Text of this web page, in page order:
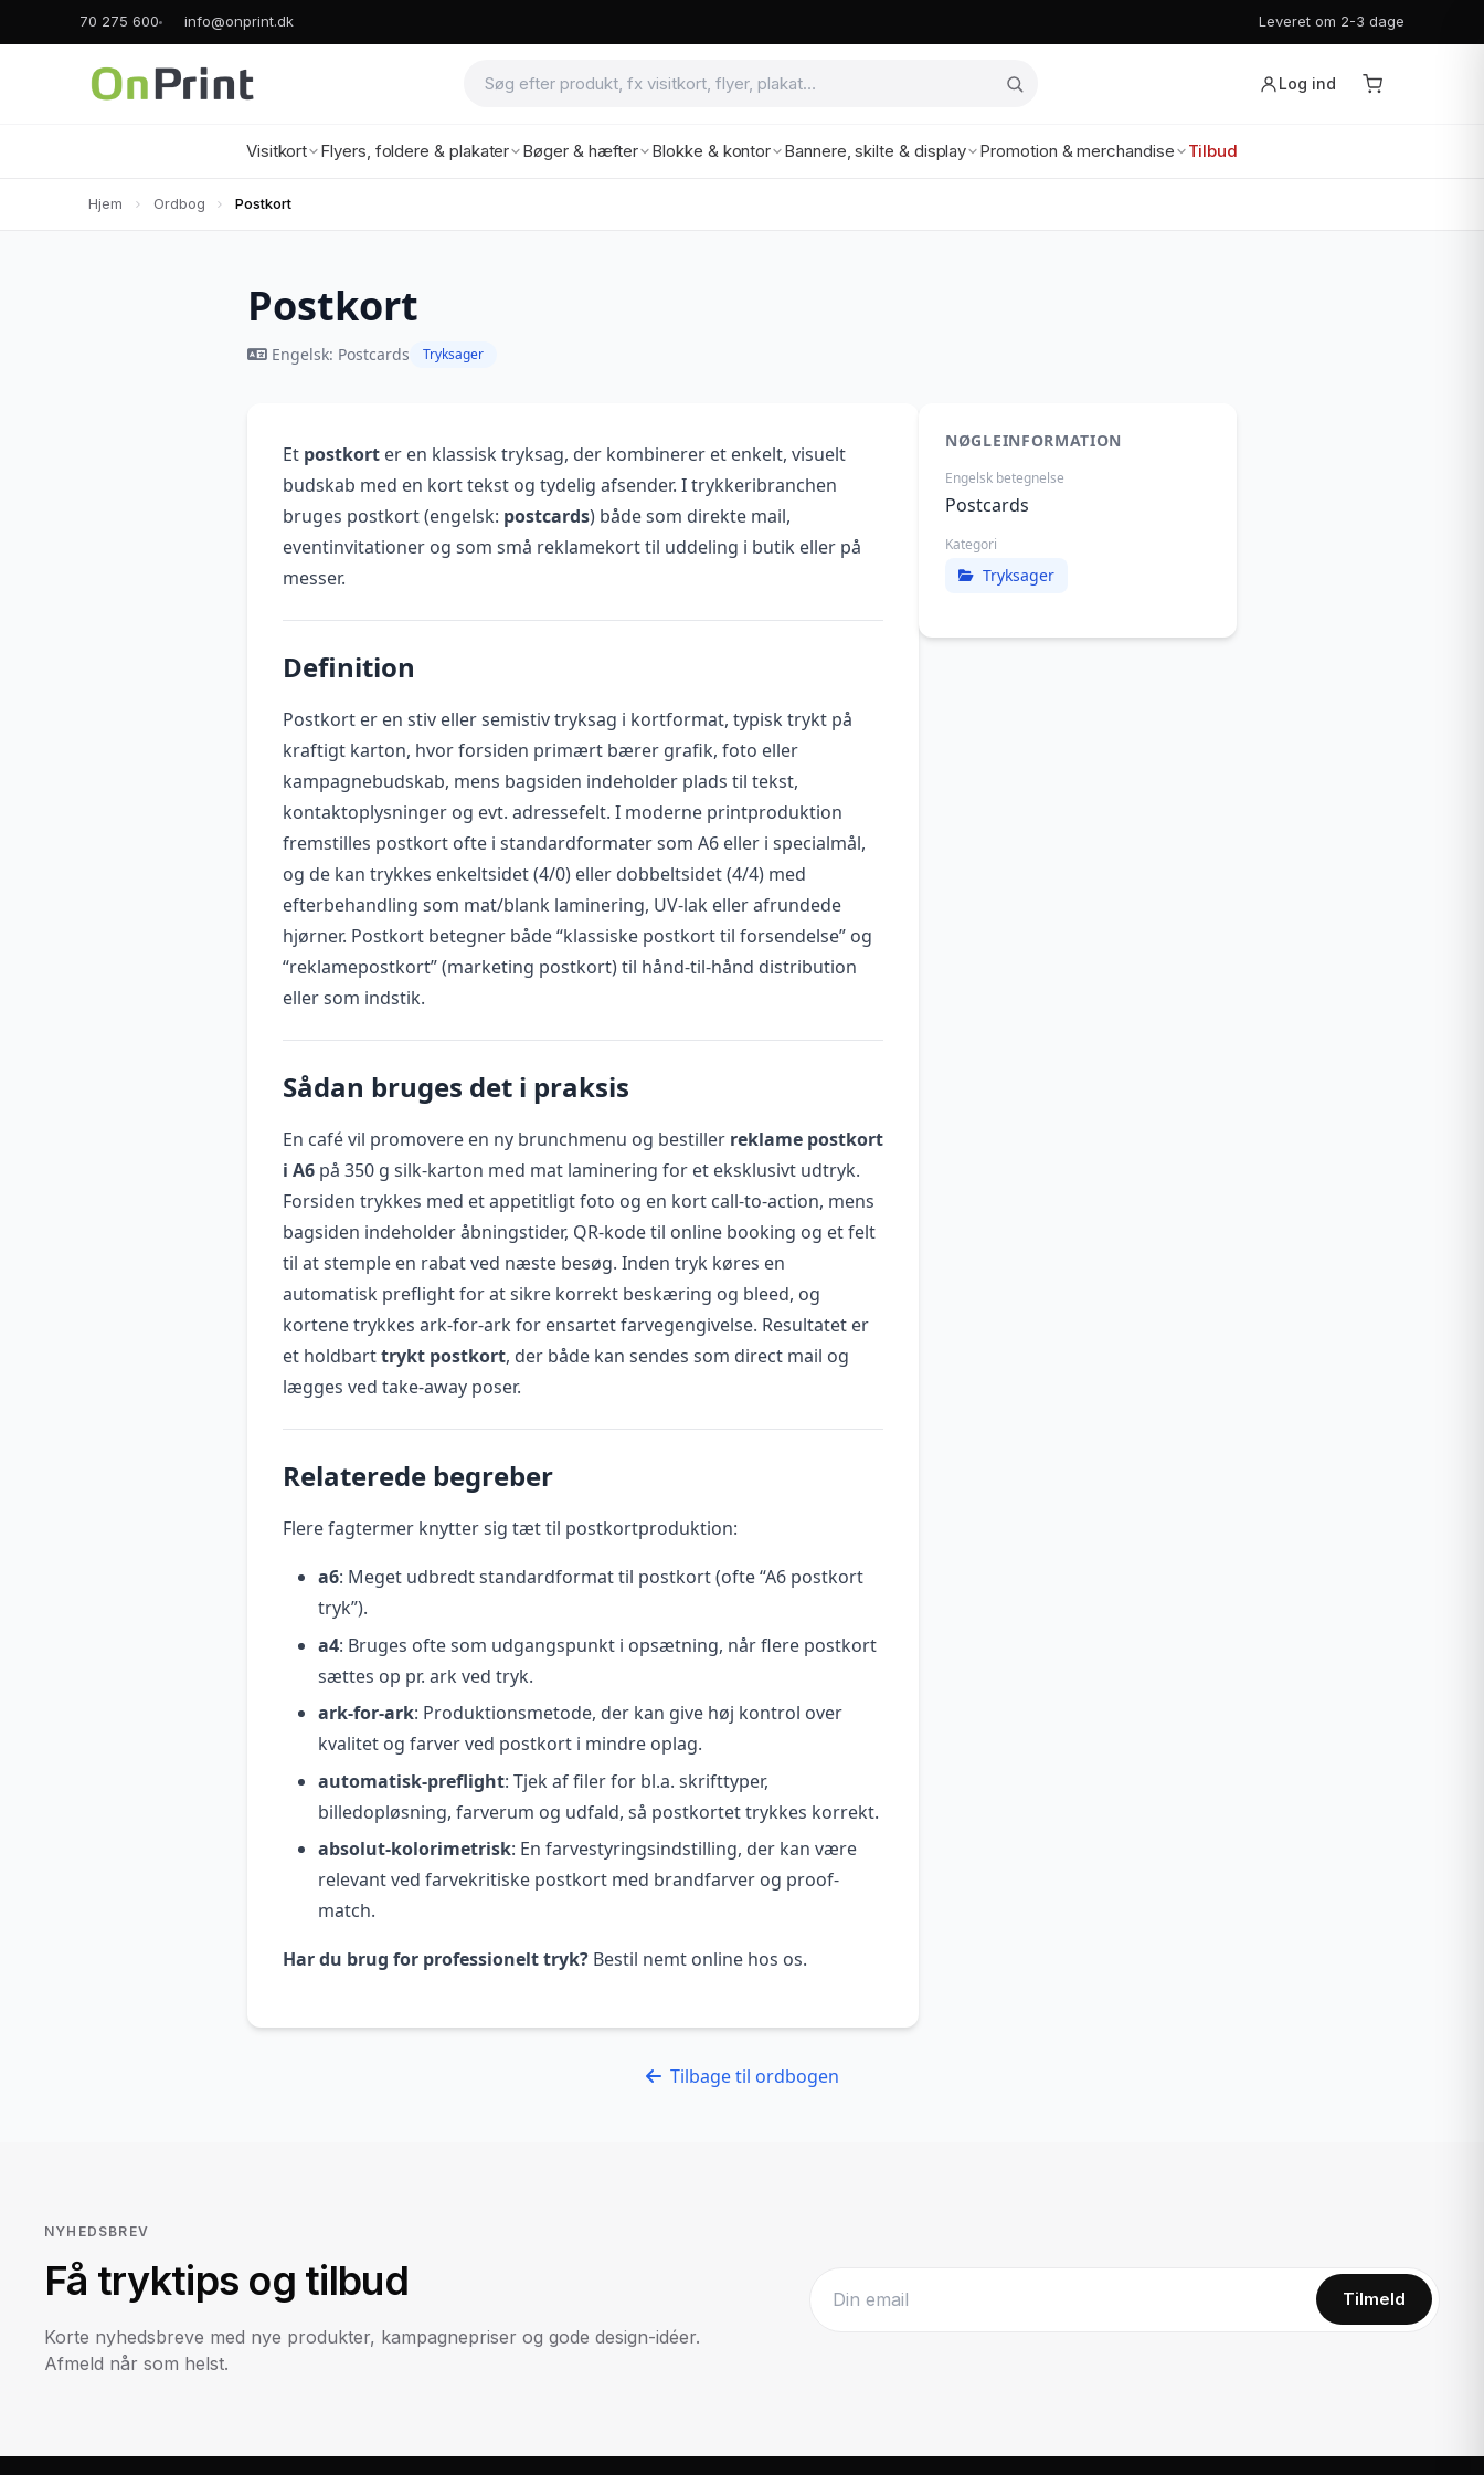
70 275 600 info@onprint.dk Leveret om 2-3 dage
Log ind
Visitkort Flyers, foldere & plakater Bøger & hæfter Blokke & kontor Bannere, skilte & display Promotion & merchandise Tilbud
Hjem Ordbog Postkort
Postkort
Engelsk: Postcards Tryksager
Et postkort er en klassisk tryksag, der kombinerer et enkelt, visuelt
budskab med en kort tekst og tydelig afsender. I trykkeribranchen
bruges postkort (engelsk: postcards) både som direkte mail,
eventinvitationer og som små reklamekort til uddeling i butik eller på
messer.
Definition
Postkort er en stiv eller semistiv tryksag i kortformat, typisk trykt på
kraftigt karton, hvor forsiden primært bærer grafik, foto eller
kampagnebudskab, mens bagsiden indeholder plads til tekst,
kontaktoplysninger og evt. adressefelt. I moderne printproduktion
fremstilles postkort ofte i standardformater som A6 eller i specialmål,
og de kan trykkes enkeltsidet (4/0) eller dobbeltsidet (4/4) med
efterbehandling som mat/blank laminering, UV-lak eller afrundede
hjørner. Postkort betegner både “klassiske postkort til forsendelse” og
“reklamepostkort” (marketing postkort) til hånd-til-hånd distribution
eller som indstik.
Sådan bruges det i praksis
En café vil promovere en ny brunchmenu og bestiller reklame postkort
i A6 på 350 g silk-karton med mat laminering for et eksklusivt udtryk.
Forsiden trykkes med et appetitligt foto og en kort call-to-action, mens
bagsiden indeholder åbningstider, QR-kode til online booking og et felt
til at stemple en rabat ved næste besøg. Inden tryk køres en
automatisk preflight for at sikre korrekt beskæring og bleed, og
kortene trykkes ark-for-ark for ensartet farvegengivelse. Resultatet er
et holdbarttrykt postkort, der både kan sendes som direct mail og
lægges ved take-away poser.
Relaterede begreber
Flere fagtermer knytter sig tæt til postkortproduktion:
a6: Meget udbredt standardformat til postkort (ofte “A6 postkort
tryk”).
a4: Bruges ofte som udgangspunkt i opsætning, når flere postkort
sættes op pr. ark ved tryk.
ark-for-ark: Produktionsmetode, der kan give høj kontrol over
kvalitet og farver ved postkort i mindre oplag.
automatisk-preflight: Tjek af filer for bl.a. skrifttyper,
billedopløsning, farverum og udfald, så postkortet trykkes korrekt.
absolut-kolorimetrisk: En farvestyringsindstilling, der kan være
relevant ved farvekritiske postkort med brandfarver og proof-
match.
Har du brug for professionelt tryk? Bestil nemt online hos os.
NØGLEINFORMATION
Engelsk betegnelse
Postcards
Kategori
Tryksager
Tilbage til ordbogen
NYHEDSBREV
Få tryktips og tilbud
Korte nyhedsbreve med nye produkter, kampagnepriser og gode design-idéer.
Afmeld når som helst.
Tilmeld